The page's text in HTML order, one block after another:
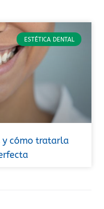
ESTÉTICA DENTAL
y cómo tratarla